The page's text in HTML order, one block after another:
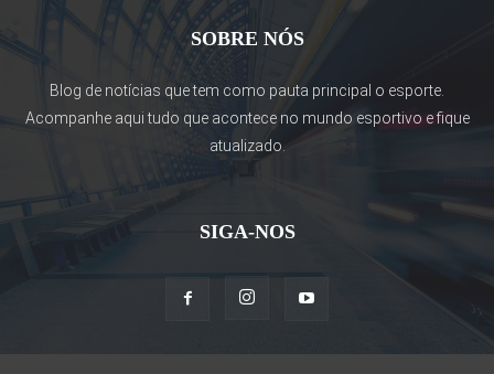
SOBRE NÓS
Blog de notícias que tem como pauta principal o esporte.
Acompanhe aqui tudo que acontece no mundo esportivo e fique
atualizado.
SIGA-NOS